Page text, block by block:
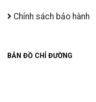
Chính sách bảo hành
BẢN ĐỒ CHỈ ĐƯỜNG